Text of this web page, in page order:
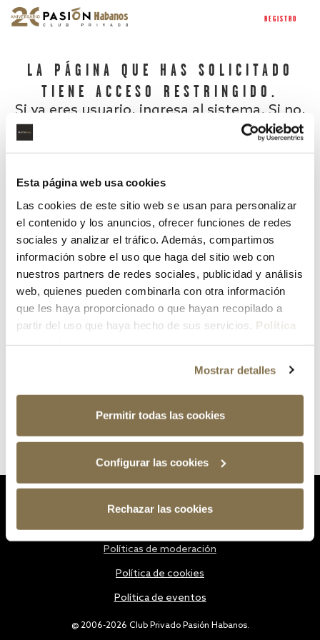
Esta página web usa cookies
Las cookies de este sitio web se usan para personalizar
el contenido y los anuncios, ofrecer funciones de redes
sociales y analizar el tráfico. Además, compartimos
información sobre el uso que haga del sitio web con
nuestros partners de redes sociales, publicidad y análisis
web, quienes pueden combinarla con otra información
que les haya proporcionado o que hayan recopilado a
partir del uso que haya hecho de sus servicios. Política
Mostrar detalles
Permitir todas las cookies
Configurar las cookies
Rechazar las cookies
REGISTRO
LA PÁGINA QUE HAS SOLICITADO
TIENE ACCESO RESTRINGIDO.
Si ya eres usuario, ingresa al sistema. Si no,
¿Has olvidado tu contraseña?
@ 2006-2026 Club Privado Pasión Habanos.
Políticas de moderación
Política de cookies
Política de eventos